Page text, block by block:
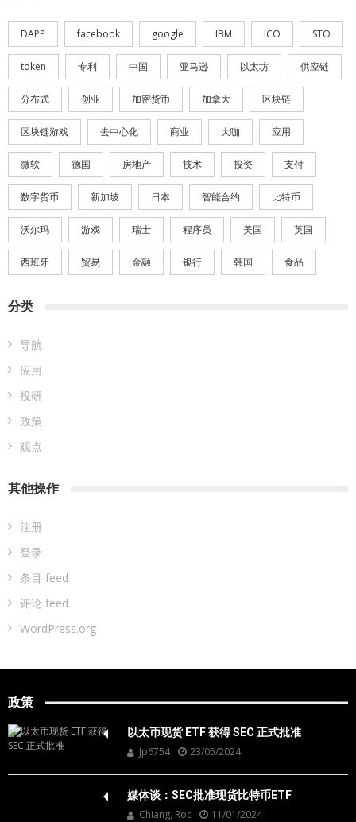
DAPP facebook google IBM ICO STO
token 专利 中国 亚马逊 以太坊 供应链
分布式 创业 加密货币 加拿大 区块链
区块链游戏 去中心化 商业 大咖 应用
微软 德国 房地产 技术 投资 支付
数字货币 新加坡 日本 智能合约 比特币
沃尔玛 游戏 瑞士 程序员 美国 英国
西班牙 贸易 金融 银行 韩国 食品
分类
导航
应用
投研
政策
观点
其他操作
注册
登录
条目 feed
评论 feed
WordPress.org
政策
以太币现货 ETF 获得 SEC 正式批准
Jp6754 23/05/2024
媒体谈：SEC批准现货比特币ETF
Chiang, Roc 11/01/2024